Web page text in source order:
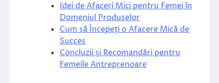
Idei de Afaceri Mici pentru Femei în
Domeniul Produselor
Cum să Începeți o Afacere Mică de
Succes
Concluzii și Recomandări pentru
Femeile Antreprenoare